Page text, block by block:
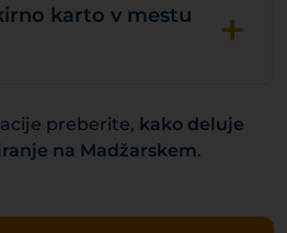
karto v mestu
+
preberite, kako deluje
na Madžarskem.